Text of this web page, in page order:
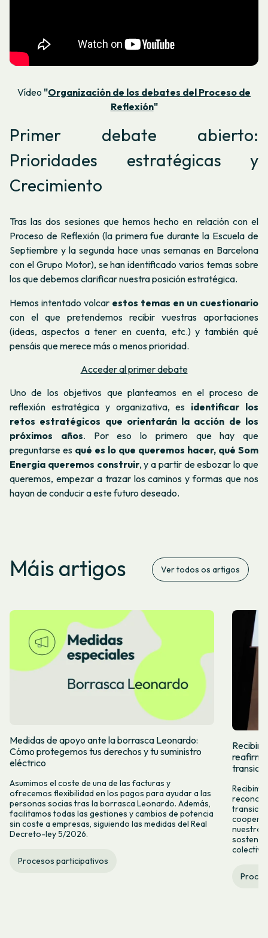
Vídeo "Organización de los debates del Proceso de
Reflexión"
Primer debate abierto:
Prioridades estratégicas y
Crecimiento
Tras las dos sesiones que hemos hecho en relación con el
Proceso de Reflexión (la primera fue durante la Escuela de
Septiembre y la segunda hace unas semanas en Barcelona
con el Grupo Motor), se han identificado varios temas sobre
los que debemos clarificar nuestra posición estratégica.
Hemos intentado volcar estos temas en un cuestionario
con el que pretendemos recibir vuestras aportaciones
(ideas, aspectos a tener en cuenta, etc.) y también qué
pensáis que merece más o menos prioridad.
Acceder al primer debate
Uno de los objetivos que planteamos en el proceso de
reflexión estratégica y organizativa, es identificar los
retos estratégicos que orientarán la acción de los
próximos años. Por eso lo primero que hay que
preguntarse es qué es lo que queremos hacer, qué Som
Energia queremos construir, y a partir de esbozar lo que
queremos, empezar a trazar los caminos y formas que nos
hayan de conducir a este futuro deseado.
Máis artigos Ver todos os artigos
Medidas de apoyo ante la borrasca Leonardo:
Cómo protegemos tus derechos y tu suministro
eléctrico
Asumimos el coste de una de las facturas y
ofrecemos flexibilidad en los pagos para ayudar a las
personas socias tras la borrasca Leonardo. Además,
facilitamos todas las gestiones y cambios de potencia
sin coste a empresas, siguiendo las medidas del Real
Decreto-ley 5/2026.
Procesos participativos
nuestro